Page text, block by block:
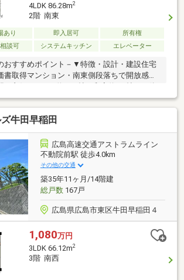
4LDK 86.28m2
2階 南東
あり 即入居可
所有権
談可
システムキッチン エレベーター
おすすめポイント－▼特徴・設計・建設住宅
書取得マンション・南東側段落ちで開放感
能・お料理中も会話が弾む対面式キッチン・
所、全居室に収納スペースを確保・住戸の独
めるプライベートポーチ付・ペット飼育可能
育料有)▼設備・食器洗乾燥機・スロップシ
環境・マックスバリュ牛田店 徒歩4分(約
広島市立牛田小学校 徒歩7分(約530m)■ ご希
い探しをお手伝いします ━━━━━・・・物
・ご相談はお気軽にお問い合わせください。
牛田早稲田
広島高速交通アストラムライン
不動院前駅 徒歩4.0km
その他の交通
築35年11ヶ月/14階建
総戸数167戸
広島県広島市東区牛田早稲田４
1,080万円
3LDK 66.12m2
3階 南西